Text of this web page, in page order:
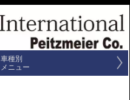
車種別
メニュー